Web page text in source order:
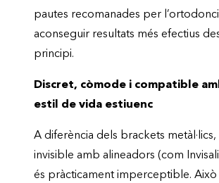
pautes recomanades per
aconseguir resultats més efectius
principi.
Discret, còmode i compatible
estil de vida estiuenc
A diferència dels brackets metàl·lics,
invisible amb alineadors (com
és pràcticament imperceptible.